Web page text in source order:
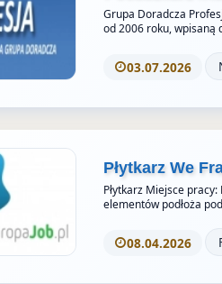
o
e
s
Grupa Doradcza
od 2006 roku, wpisaną
03.07.2026
Płytkarz We
Płytkarz Miejsce
elementów podłoża
08.04.2026